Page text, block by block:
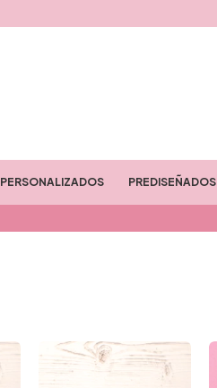
PERSONALIZADOS PREDISEÑADOS